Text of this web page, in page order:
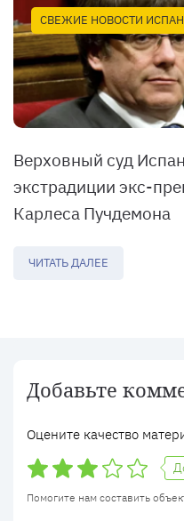
СВЕЖИЕ НОВОСТИ
Верховный суд
экстрадиции экс-
Карлеса Пучдемона
ЧИТАТЬ ДАЛЕЕ
Добавьте
Оцените качество
Помогите нам составить